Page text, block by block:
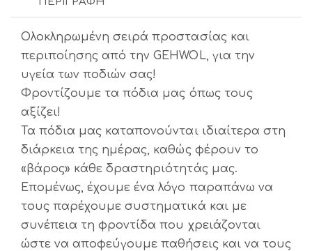
Ολοκληρωμένη σειρά προστασίας και
περιποίησης από την GEHWOL, για την
υγεία των ποδιών σας!
Φροντίζουμε τα πόδια μας όπως τους
αξίζει!
Τα πόδια μας καταπονούνται ιδιαίτερα στη
διάρκεια της ημέρας, καθώς φέρουν το
«βάρος» κάθε δραστηριότητάς μας.
Επομένως, έχουμε ένα λόγο παραπάνω να
τους παρέχουμε συστηματικά και με
συνέπεια τη φροντίδα που χρειάζονται
ώστε να αποφεύγουμε παθήσεις και να τους